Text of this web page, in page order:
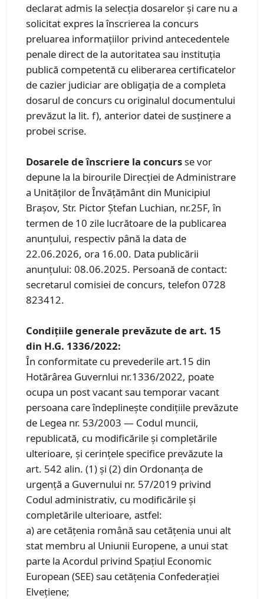
declarat admis la selecţia dosarelor şi care nu a
solicitat expres la înscrierea la concurs
preluarea informaţiilor privind antecedentele
penale direct de la autoritatea sau instituţia
publică competentă cu eliberarea certificatelor
de cazier judiciar are obligaţia de a completa
dosarul de concurs cu originalul documentului
prevăzut la lit. f), anterior datei de susţinere a
probei scrise.
Dosarele de înscriere la concursse vor
depune la la birourile Direcției de Administrare
a Unităților de Învățământ din Municipiul
Brașov, Str. Pictor Ștefan Luchian, nr.25F, în
termen de 10 zile lucrătoare de la publicarea
anunțului, respectiv până la data de
22.06.2026, ora 16.00. Data publicării
anunțului: 08.06.2025. Persoană de contact:
secretarul comisiei de concurs, telefon 0728
823412.
Condiţiile generale prevăzute de art. 15
din H.G. 1336/2022:
În conformitate cu prevederile art.15 din
Hotărârea Guvernlui nr.1336/2022, poate
ocupa un post vacant sau temporar vacant
persoana care îndeplinește condițiile prevăzute
de Legea nr. 53/2003 — Codul muncii,
republicată, cu modificările și completările
ulterioare, și cerințele specifice prevăzute la
art. 542 alin. (1) și (2) din Ordonanța de
urgență a Guvernului nr. 57/2019 privind
Codul administrativ, cu modificările și
completările ulterioare, astfel:
a) are cetățenia română sau cetățenia unui alt
stat membru al Uniunii Europene, a unui stat
parte la Acordul privind Spațiul Economic
European (SEE) sau cetățenia Confederației
Elvețiene;